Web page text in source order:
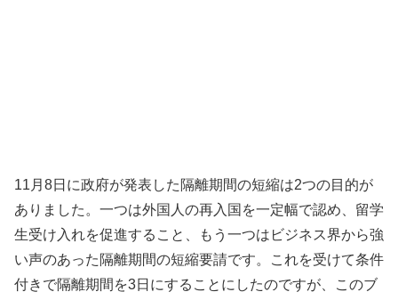
11月8日に政府が発表した隔離期間の短縮は2つの目的が
ありました。一つは外国人の再入国を一定幅で認め、留学
生受け入れを促進すること、もう一つはビジネス界から強
い声のあった隔離期間の短縮要請です。これを受けて条件
付きで隔離期間を3日にすることにしたのですが、このブ